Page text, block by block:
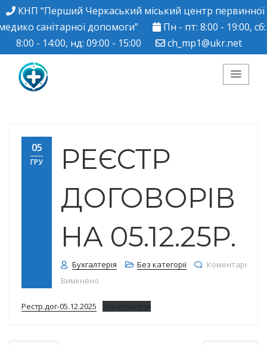
КНП “Перший Черкаський міський центр первинної
санітарної допомоги”
Пн - пт: 8:00 - 19:00, сб:
8:00 - 14:00, нд: 09:00 - 15:00
ch_mp1@ukr.net
Черкаський міський
центр ПМСД"
05
ГРУ
РЕЄСТР
ДОГОВОРІВ
НА 05.12.25Р.
Бухгалтерія Без категорії
Коментарі
Вимкнено
Рестр.дог-05.12.2025 Завантажити